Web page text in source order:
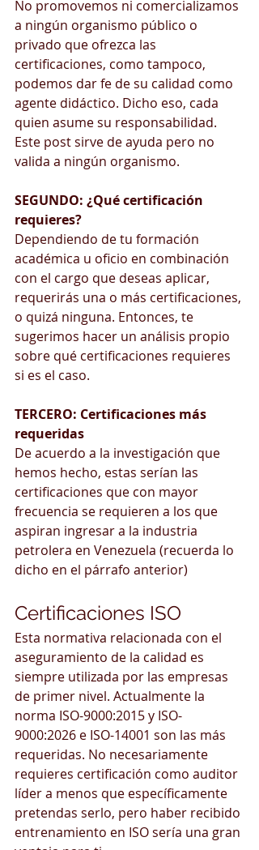
No promovemos ni comercializamos
a ningún organismo público o
privado que ofrezca las
certificaciones, como tampoco,
podemos dar fe de su calidad como
agente didáctico. Dicho eso, cada
quien asume su responsabilidad.
Este post sirve de ayuda pero no
valida a ningún organismo.
SEGUNDO: ¿Qué certificación
requieres?
Dependiendo de tu formación
académica u oficio en combinación
con el cargo que deseas aplicar,
requerirás una o más certificaciones,
o quizá ninguna. Entonces, te
sugerimos hacer un análisis propio
sobre qué certificaciones requieres
si es el caso.
TERCERO: Certificaciones más
requeridas
De acuerdo a la investigación que
hemos hecho, estas serían las
certificaciones que con mayor
frecuencia se requieren a los que
aspiran ingresar a la industria
petrolera en Venezuela (recuerda lo
dicho en el párrafo anterior)
Certificaciones ISO
Esta normativa relacionada con el
aseguramiento de la calidad es
siempre utilizada por las empresas
de primer nivel. Actualmente la
norma ISO-9000:2015 y ISO-
9000:2026 e ISO-14001 son las más
requeridas. No necesariamente
requieres certificación como auditor
líder a menos que específicamente
pretendas serlo, pero haber recibido
entrenamiento en ISO sería una gran